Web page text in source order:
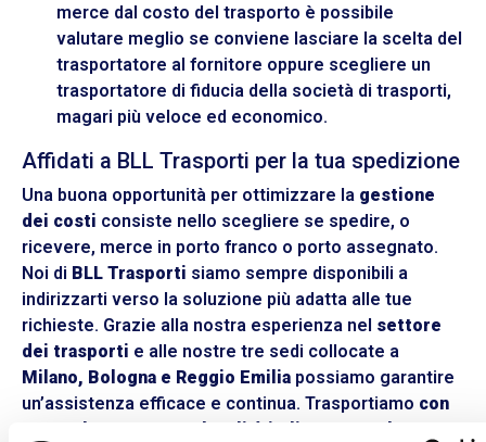
merce dal costo del trasporto è possibile
valutare meglio se conviene lasciare la scelta del
trasportatore al fornitore oppure scegliere un
trasportatore di fiducia della società di trasporti,
magari più veloce ed economico.
Affidati a BLL Trasporti per la tua spedizione
Una buona opportunità per ottimizzare la gestione
dei costi consiste nello scegliere se spedire, o
ricevere, merce in porto franco o porto assegnato.
Noi di BLL Trasporti siamo sempre disponibili a
indirizzarti verso la soluzione più adatta alle tue
richieste. Grazie alla nostra esperienza nel settore
dei trasporti e alle nostre tre sedi collocate a
Milano, Bologna e Reggio Emilia possiamo garantire
un’assistenza efficace e continua. Trasportiamo con
resa 24h
1300 località italiane 48h